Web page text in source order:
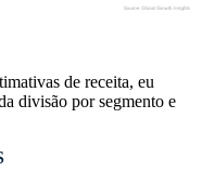
de receita, eu
divisão por segmento e